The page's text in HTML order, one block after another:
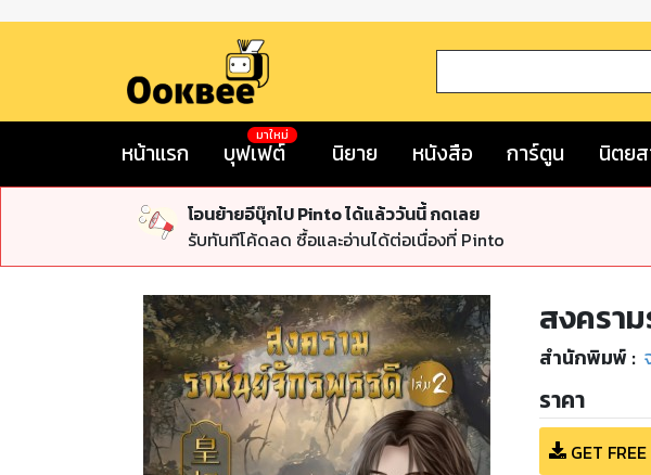
หน้าแรก บุฟเฟต์
มาใหม่
นิยาย หนังสือ การ์ตูน นิตย
โอนย้ายอีบุ๊กไป Pinto ได้แล้ววันนี้ กดเลย
รับทันทีโค้ดลด ซื้อและอ่านได้ต่อเนื่องที่ Pinto
สงครา
สำนักพิมพ์ :
ราคา
GET FREE